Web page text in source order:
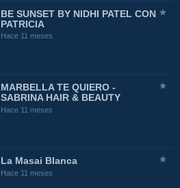
BE SUNSET BY NIDHI PATEL CON
PATRICIA
Hace 11 meses
MARBELLA TE QUIERO -
SABRINA HAIR & BEAUTY
Hace 11 meses
La Masai Blanca
Hace 11 meses